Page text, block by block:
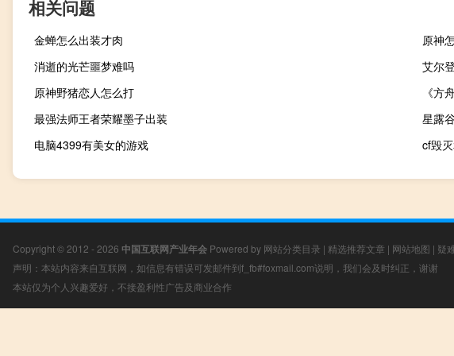
相关问题
金蝉怎么出装才肉
原神
消逝的光芒噩梦难吗
艾尔
原神野猪恋人怎么打
《方
最强法师王者荣耀墨子出装
星露
电脑4399有美女的游戏
cf毁
Copyright © 2012 - 2026 中国互联网产业年会 Powered by 网站分类目录 | 精选推荐文章 | 网站地图 | 疑
声明：本站内容来自互联网，如信息有错误可发邮件到f_fb#foxmail.com说明，我们会及时纠正，谢谢
本站仅为个人兴趣爱好，不接盈利性广告及商业合作